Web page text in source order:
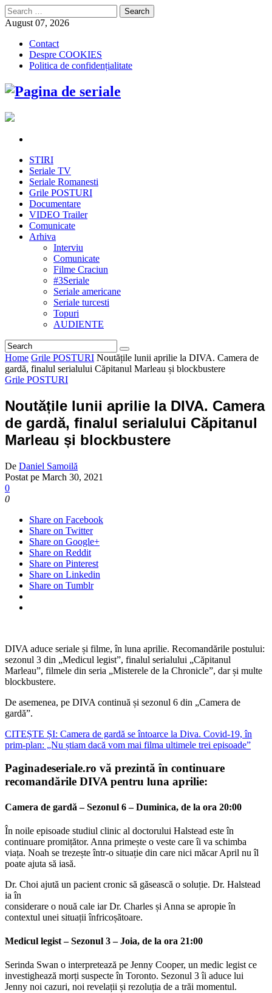
Search
for:
August 07, 2026
Contact
Despre COOKIES
Politica de confidențialitate
STIRI
Seriale TV
Seriale Romanesti
Grile POSTURI
Documentare
VIDEO Trailer
Comunicate
Arhiva
Interviu
Comunicate
Filme Craciun
#3Seriale
Seriale americane
Seriale turcesti
Topuri
AUDIENTE
Home Grile POSTURI Noutățile lunii aprilie la DIVA. Camera de
gardă, finalul serialului Căpitanul Marleau și blockbustere
Grile POSTURI
Noutățile lunii aprilie la DIVA. Camera
de gardă, finalul serialului Căpitanul
Marleau și blockbustere
De Daniel Samoilă
Postat pe March 30, 2021
0
0
Share on Facebook
Share on Twitter
Share on Google+
Share on Reddit
Share on Pinterest
Share on Linkedin
Share on Tumblr
DIVA aduce seriale și filme, în luna aprilie. Recomandările postului:
sezonul 3 din „Medicul legist”, finalul serialului „Căpitanul
Marleau”, filmele din seria „Misterele de la Chronicle”, dar și multe
blockbustere.
De asemenea, pe DIVA continuă și sezonul 6 din „Camera de
gardă”.
CITEȘTE ȘI: Camera de gardă se întoarce la Diva. Covid-19, în
prim-plan: „Nu știam dacă vom mai filma ultimele trei episoade”
Paginadeseriale.ro vă prezintă în continuare
recomandările DIVA pentru luna aprilie:
Camera de gardă – Sezonul 6 – Duminica, de la ora 20:00
În noile episoade studiul clinic al doctorului Halstead este în
continuare promițător. Anna primește o veste care îi va schimba
viața. Noah se trezește într-o situație din care nici măcar April nu îl
poate ajuta să iasă.
Dr. Choi ajută un pacient cronic să găsească o soluție. Dr. Halstead
ia în
considerare o nouă cale iar Dr. Charles și Anna se apropie în
contextul unei situații înfricoșătoare.
Medicul legist – Sezonul 3 – Joia, de la ora 21:00
Serinda Swan o interpretează pe Jenny Cooper, un medic legist ce
investighează morți suspecte în Toronto. Sezonul 3 îi aduce lui
Jenny noi cazuri, noi revelații și rezoluția de a trăi momentul.